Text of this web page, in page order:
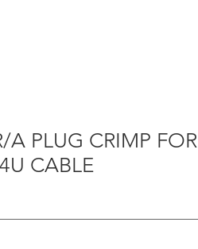
A PLUG CRIMP FOR
CABLE